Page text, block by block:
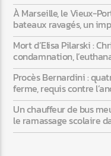
À Marseille, le Vieux-
bateaux ravagés, un
Mort d’Elisa Pilarski :
condamnation,
Procès Bernardini :
ferme, requis contre
Un chauffeur de bus
le ramassage scolaire